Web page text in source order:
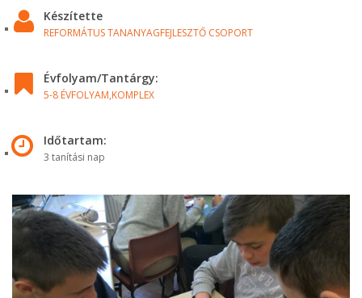
Készítette
REFORMÁTUS TANANYAGFEJLESZTŐ CSOPORT
Évfolyam/Tantárgy:
5-8 ÉVFOLYAM,KOMPLEX
Időtartam:
3 tanítási nap